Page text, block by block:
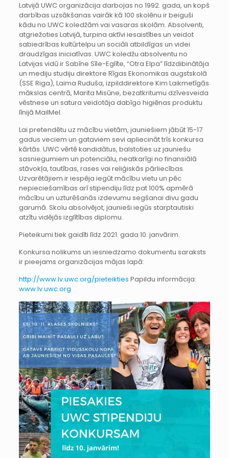
Latvijā UWC organizācija darbojas no 1992. gada, un kopš
darbības uzsākšanas vairāk kā 100 skolēnu ir beiguši
kādu no UWC koledžām vai vasaras skolām. Absolventi,
atgriežoties Latvijā, turpina aktīvi iesaistīties un veidot
sabiedrības kultūrtelpu un sociāli atbildīgas un videi
draudzīgas iniciatīvas. UWC koledžu absolventu no
Latvijas vidū ir Sabīne Sīle-Eglīte, “Otra Elpa” līdzdibinātāja
un mediju studiju direktore Rīgas Ekonomikas augstskolā
(SSE Riga), Laima Ruduša, izpilddirektore Kim Laikmetīgās
mākslas centrā, Marita Misūne, bezatkritumu dzīvesveida
vēstnese un satura veidotāja dabīgo higiēnas produktu
līnijā MailMel.
Lai pretendētu uz mācību vietām, jauniešiem jābūt 15-17
gadus veciem un gataviem sevi apliecināt trīs konkursa
kārtās. UWC vērtē kandidātus, balstoties uz jauniešu
sasniegumiem un potenciālu, neatkarīgi no finansiālā
stāvokļa, tautības, rases vai reliģiskās pārliecības.
Uzvarētājiem ir iespēja iegūt mācību vietu un pēc
nepieciešamības arī stipendiju līdz pat 100% apmērā
mācību un uzturēšanās izdevumu segšanai divu gadu
garumā. Skolu absolvējot, jaunieši iegūs starptautiski
atzītu vidējās izglītības diplomu.
Pieteikumi tiek gaidīti līdz 2021. gada 10. janvārim.
Konkursa nolikums un iesniedzamo dokumentu saraksts
ir pieejams organizācijas mājas lapā:
http://www.lv.uwc.org/pieteikties Papildu informācija:
www.lv.uwc.org